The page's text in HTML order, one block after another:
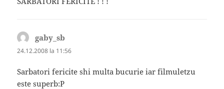
gaby_sb
24.12.2008 la 11:56
Sarbatori fericite shi multa bucurie iar filmuletzu
este superb:P